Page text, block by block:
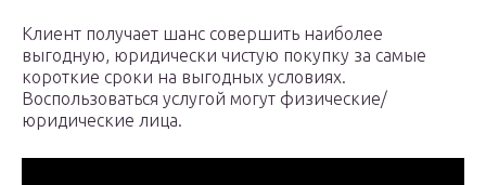
Клиент получает шанс совершить наиболее
выгодную, юридически чистую покупку за самые
короткие сроки на выгодных условиях.
Воспользоваться услугой могут физические/
юридические лица.